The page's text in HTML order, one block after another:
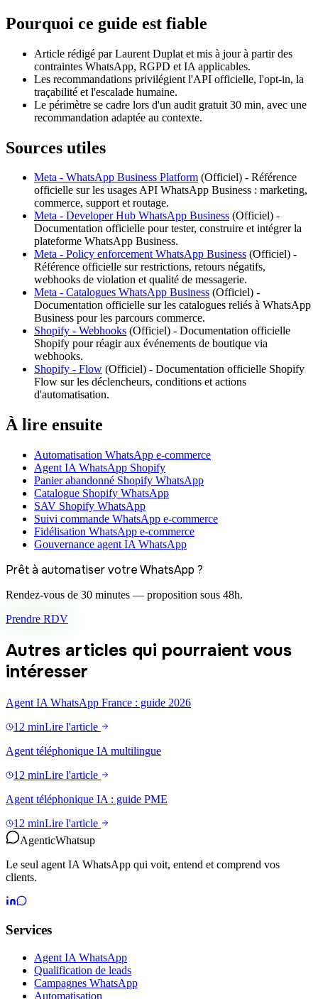
Pourquoi ce guide est fiable
Article rédigé par Laurent Duplat et mis à jour à partir des
contraintes WhatsApp, RGPD et IA applicables.
Les recommandations privilégient l'API officielle, l'opt-in, la
traçabilité et l'escalade humaine.
Le périmètre se cadre lors d'un audit gratuit 30 min, avec une
recommandation adaptée au contexte.
Sources utiles
Meta - WhatsApp Business Platform (Officiel) - Référence
officielle sur les usages API WhatsApp Business : marketing,
commerce, support et routage.
Meta - Developer Hub WhatsApp Business (Officiel) -
Documentation officielle pour tester, construire et intégrer la
plateforme WhatsApp Business.
Meta - Policy enforcement WhatsApp Business (Officiel) -
Référence officielle sur restrictions, retours négatifs,
webhooks de violation et qualité de messagerie.
Meta - Catalogues WhatsApp Business (Officiel) -
Documentation officielle sur les catalogues reliés à WhatsApp
Business pour les parcours commerce.
Shopify - Webhooks (Officiel) - Documentation officielle
Shopify pour réagir aux événements de boutique via
webhooks.
Shopify - Flow (Officiel) - Documentation officielle Shopify
Flow sur les déclencheurs, conditions et actions
d'automatisation.
À lire ensuite
Automatisation WhatsApp e-commerce
Agent IA WhatsApp Shopify
Panier abandonné Shopify WhatsApp
Catalogue Shopify WhatsApp
SAV Shopify WhatsApp
Suivi commande WhatsApp e-commerce
Fidélisation WhatsApp e-commerce
Gouvernance agent IA WhatsApp
Prêt à automatiser votre WhatsApp ?
Rendez-vous de 30 minutes — proposition sous 48h.
Prendre RDV
Autres articles qui pourraient vous
intéresser
Agent IA WhatsApp France : guide 2026
12 minLire l'article
Agent téléphonique IA multilingue
12 minLire l'article
Agent téléphonique IA : guide PME
12 minLire l'article
AgenticWhatsup
Le seul agent IA WhatsApp qui voit, entend et comprend vos
clients.
Services
Agent IA WhatsApp
Qualification de leads
Campagnes WhatsApp
Automatisation